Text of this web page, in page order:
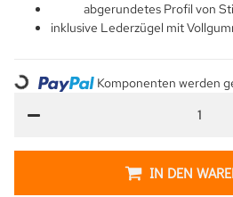
abgerundetes Profil von
inklusive Lederzügel mit
IN DEN
Loading... Komponenten werden